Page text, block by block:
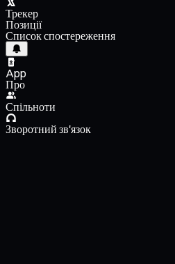
Трекер
Позиції
Список спостереження
App
Про
Спільноти
Зворотний зв'язок